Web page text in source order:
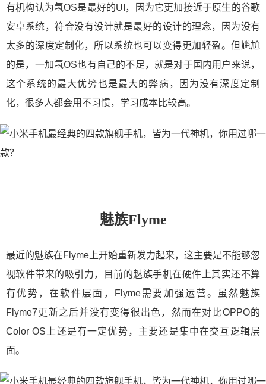
有机构认为氢OS是最好的UI，因为它更加接近于原生的谷歌
安卓系统，符合没有设计就是最好的设计的理念，因为没有
太多的深度定制化，所以系统也可以变得更加轻盈。但尴尬
的是，一加氢OS也有自己的不足，就是对于国内用户来说，
这个系统的最大优势也是最大的弊病，因为没有深度定制
化，很多人都会用不习惯，学习成本比较高。
魅族Flyme
最近的魅族在Flyme上开始重新发力起来，这主要是不能够忽
视软件带来的吸引力，目前的魅族手机在硬件上其实还不算
有优势，在软件层面，Flyme需要加强运营。虽然魅族
Flyme7更新之后并没有变得很出色，然而在对比OPPO的
Color OS上还是有一定优势，主要还是集中在交互逻辑层
面。